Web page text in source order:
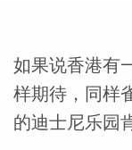
如果说香港有
样期待，同样
的迪士尼乐园